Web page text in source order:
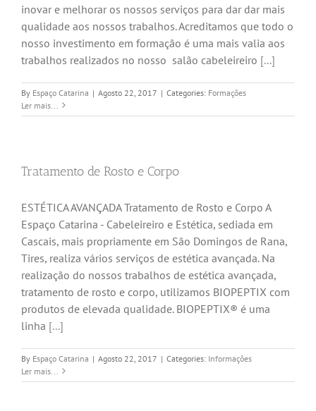
inovar e melhorar os nossos serviços para dar dar mais
qualidade aos nossos trabalhos. Acreditamos que todo o
nosso investimento em formação é uma mais valia aos
trabalhos realizados no nosso salão cabeleireiro [...]
By Espaço Catarina | Agosto 22, 2017 | Categories: Formações
Ler mais...
Tratamento de Rosto e Corpo
ESTÉTICA AVANÇADA Tratamento de Rosto e Corpo A
Espaço Catarina - Cabeleireiro e Estética, sediada em
Cascais, mais propriamente em São Domingos de Rana,
Tires, realiza vários serviços de estética avançada. Na
realização do nossos trabalhos de estética avançada,
tratamento de rosto e corpo, utilizamos BIOPEPTIX com
produtos de elevada qualidade. BIOPEPTIX® é uma
linha [...]
By Espaço Catarina | Agosto 22, 2017 | Categories: Informações
Ler mais...